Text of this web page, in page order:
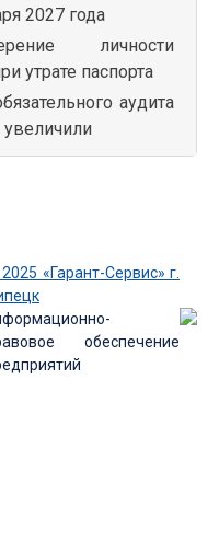
2027 года
личности
утрате паспорта
аудита
«Гарант-Сервис» г.
обеспечение